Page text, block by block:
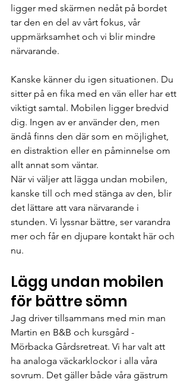
ligger med skärmen nedåt på bordet
tar den en del av vårt fokus, vår
uppmärksamhet och vi blir mindre
närvarande.
Kanske känner du igen situationen. Du
sitter på en fika med en vän eller har ett
viktigt samtal. Mobilen ligger bredvid
dig. Ingen av er använder den, men
ändå finns den där som en möjlighet,
en distraktion eller en påminnelse om
allt annat som väntar.
När vi väljer att lägga undan mobilen,
kanske till och med stänga av den, blir
det lättare att vara närvarande i
stunden. Vi lyssnar bättre, ser varandra
mer och får en djupare kontakt här och
nu.
Lägg undan mobilen
för bättre sömn
Jag driver tillsammans med min man
Martin en B&B och kursgård -
Mörbacka Gårdsretreat. Vi har valt att
ha analoga väckarklockor i alla våra
sovrum. Det gäller både våra gästrum